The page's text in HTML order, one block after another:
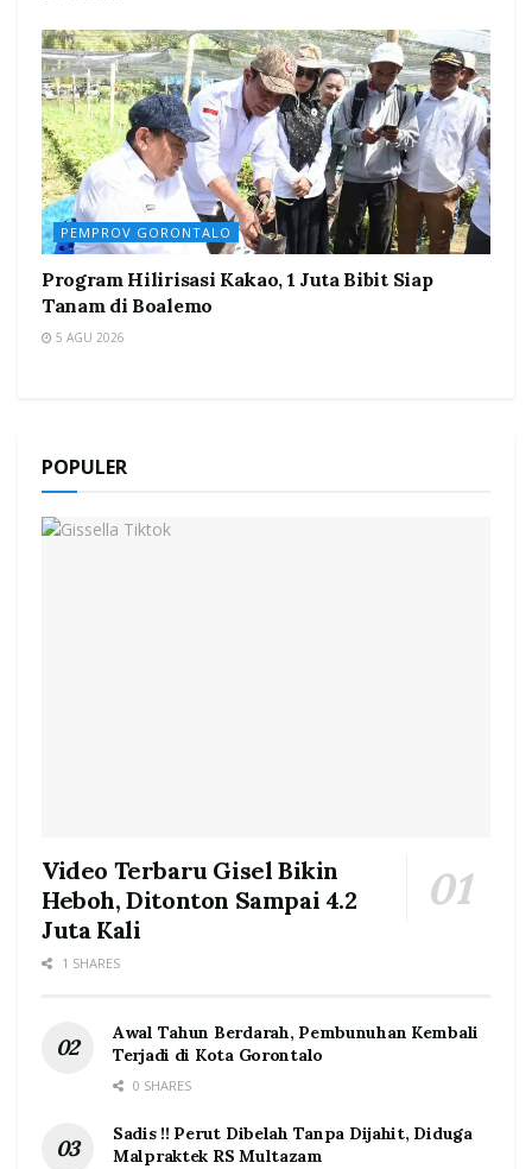
PEMPROV GORONTALO
Program Hilirisasi Kakao, 1 Juta Bibit Siap
Tanam di Boalemo
5 AGU 2026
POPULER
Video Terbaru Gisel Bikin
Heboh, Ditonton Sampai 4.2
Juta Kali
1 SHARES
Awal Tahun Berdarah, Pembunuhan Kembali
Terjadi di Kota Gorontalo
0 SHARES
Sadis !! Perut Dibelah Tanpa Dijahit, Diduga
Malpraktek RS Multazam